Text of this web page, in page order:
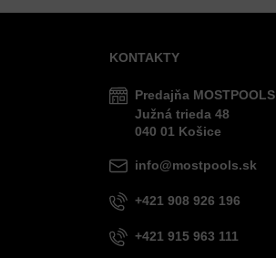
KONTAKTY
Predajňa MOSTPOOLS
Južná trieda 48
040 01 Košice
info@mostpools.sk
+421 908 926 196
+421 915 963 111